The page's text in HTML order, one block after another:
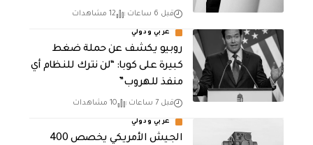
قبل 6 ساعات 12 مشاهدات
عربي ودولي
روبيو يكشف عن حملة ضغط
كبيرة على كوبا: “لن نترك للنظام أي
منفذ للهروب”
قبل 7 ساعات 10 مشاهدات
عربي ودولي
الجيش الأمريكي يخصص 400